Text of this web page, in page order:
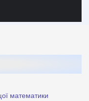
математики